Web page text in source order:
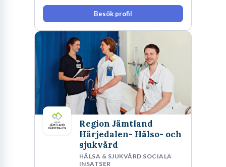
uppdrag i hela Sverige både inom den privata
som offentliga sektorn.Besök profil
Region Jämtland
Härjedalen- Hälso- och
sjukvård
HÄLSA & SJUKVÅRD SOCIALA
INSATSER